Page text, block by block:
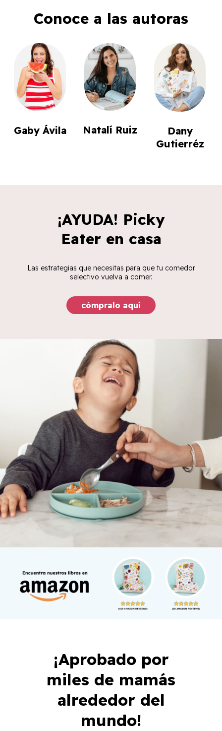
Conoce a las autoras
Gaby Ávila Natalí Ruiz
Dany
Gutierréz
¡AYUDA! Picky
Eater en casa
Las estrategias que necesitas para que tu comedor
selectivo vuelva a comer.
cómpralo aquí
¡Aprobado por
miles de mamás
alrededor del
mundo!